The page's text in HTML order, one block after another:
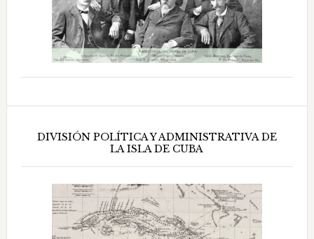
DIVISIÓN POLÍTICA Y ADMINISTRATIVA DE
LA ISLA DE CUBA